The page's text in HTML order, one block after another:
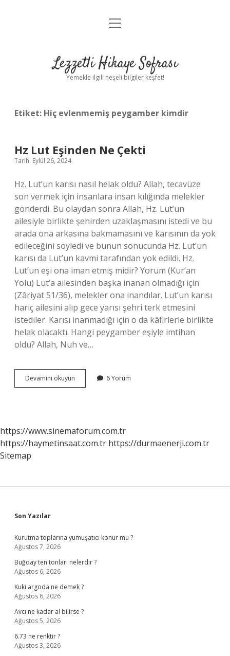
Anasayfa
Yasal Uyarı
menüyü
Lezzetli Hikaye Sofrası
Yemekle ilgili neşeli bilgiler keşfet!
Etiket: Hiç evlenmemiş peygamber kimdir
Hz Lut Eşinden Ne Çekti
Tarih: Eylül 26, 2024
Hz. Lut’un karısı nasıl helak oldu? Allah, tecavüze
son vermek için insanlara insan kılığında melekler
gönderdi. Bu olaydan sonra Allah, Hz. Lut’un
ailesiyle birlikte şehirden uzaklaşmasını istedi ve bu
arada ona arkasına bakmamasını ve karısının da yok
edileceğini söyledi ve bunun sonucunda Hz. Lut’un
karısı da Lut’un kavmi tarafından yok edildi. Hz.
Lut’un eşi ona iman etmiş midir? Yorum (Kur’an
Yolu) Lut’a ailesinden başka inanan olmadığı için
(Zâriyat 51/36), melekler ona inandılar. Lut’un karısı
hariç ailesini alıp gece yarısı şehri terk etmesini
istediler. Karısı inanmadığı için o da kâfirlerle birlikte
helak olacaktı. Hangi peygamber eşiyle imtihan
oldu? Allah, Nuh ve…
Devamını okuyun
Lut
6 Yorum
https://www.sinemaforum.com.tr
https://haymetinsaat.com.tr https://durmaenerji.com.tr
Sitemap
Sidebar
Son Yazılar
Kurutma toplarına yumuşatıcı konur mu ?
Ağustos 7, 2026
Buğday ten tonları nelerdir ?
Ağustos 6, 2026
Kuki argoda ne demek ?
Ağustos 6, 2026
Avcı ne kadar al bilirse ?
Ağustos 5, 2026
6.73 ne renktir ?
Ağustos 3, 2026